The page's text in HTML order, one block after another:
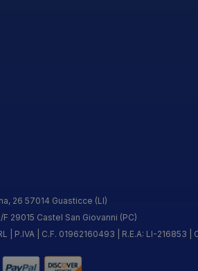
26 57014 Guasticce (LI)
29015 Castel San Giovanni (PC)
| P.IVA | C.F. 01962160493 | R.E.A: LI-216853